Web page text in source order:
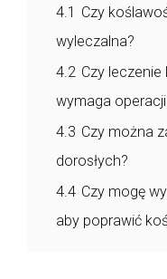
4.1 Czy
wyleczalna?
4.2 Czy
wymaga
4.3 Czy można
dorosłych?
4.4 Czy mogę
aby poprawić